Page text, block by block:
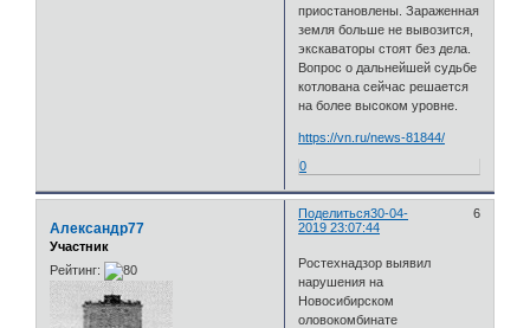
приостановлены. Зараженная
земля больше не вывозится,
экскаваторы стоят без дела.
Вопрос о дальнейшей судьбе
котлована сейчас решается
на более высоком уровне.
https://vn.ru/news-81844/
0
Поделиться 6
30-04-
2019 23:07:44
Александр77
Участник
Рейтинг:
Ростехнадзор выявил
нарушения на
Новосибирском
оловокомбинате